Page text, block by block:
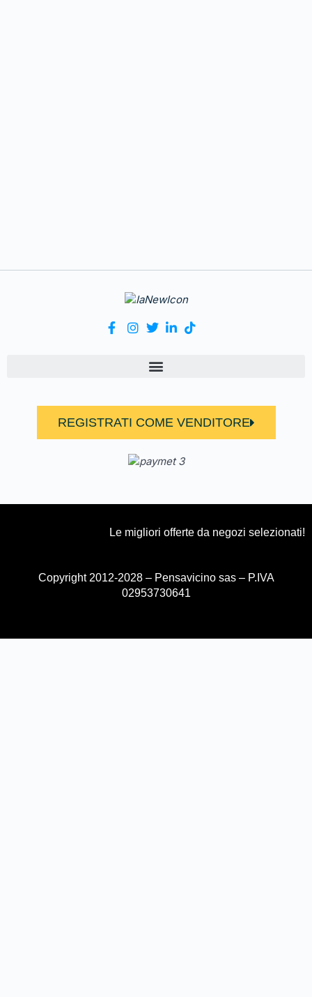
REGISTRATI COME VENDITORE
Copyright 2012-2028 – Pensavicino sas – P.IVA
02953730641
Le migliori offerte da negozi selezionati!